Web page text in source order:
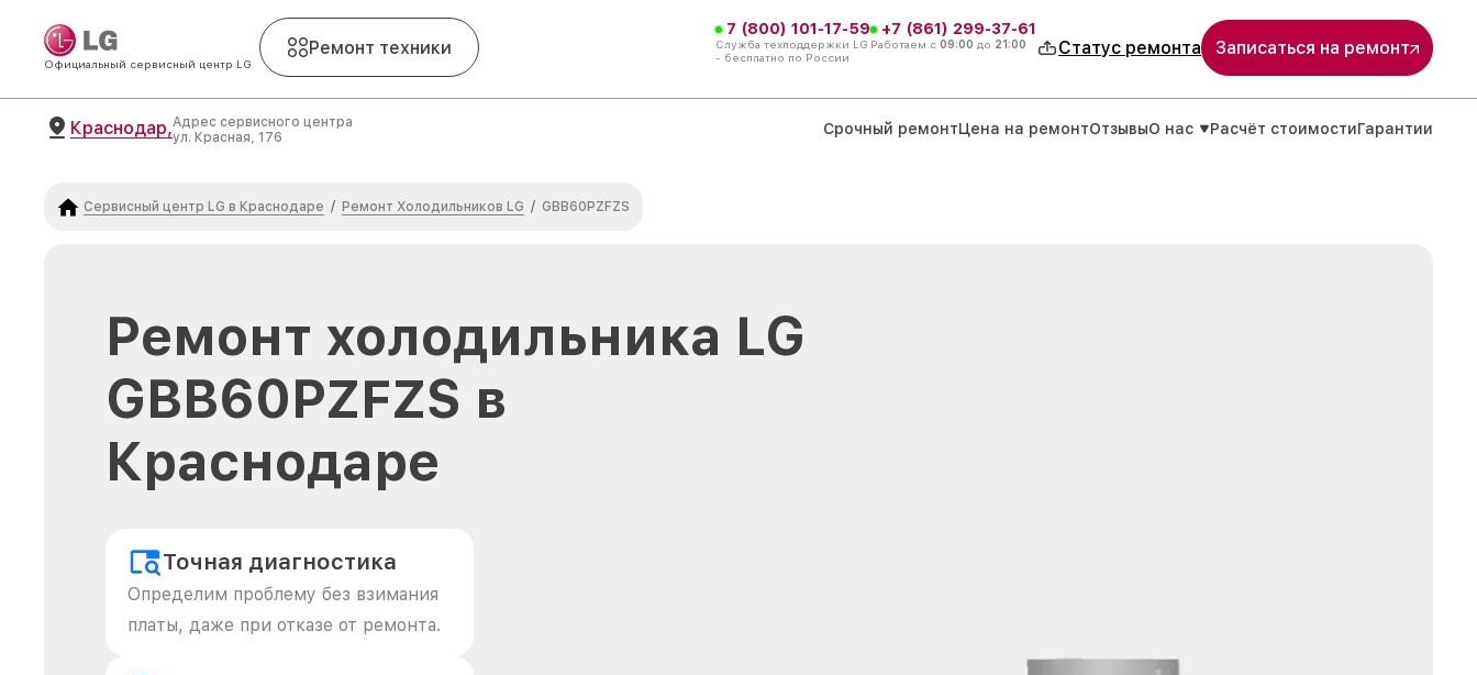
Официальный сервисный центр LG
Ремонт техники
7 (800) 101-17-59
Служба техподдержки LG
- бесплатно по России
+7 (861) 299-37-61
Работаем с 09:00 до 21:00 Статус ремонта Записаться на ремонт
Краснодар,Адрес сервисного центра
ул. Красная, 176
Срочный ремонтЦена на ремонтОтзывыО нас Расчёт стоимостиГарантии
Сервисный центр LG в Краснодаре / Ремонт Холодильников LG / GBB60PZFZS
Ремонт холодильника LG
GBB60PZFZS в
Краснодаре
Точная диагностика
Определим проблему без взимания
платы, даже при отказе от ремонта.